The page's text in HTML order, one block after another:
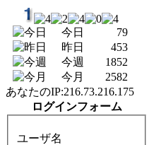
今日
79
昨日
453
今週
1852
今月
2582
あなたのIP:216.73.216.175
ログインフォーム
ユーザ名